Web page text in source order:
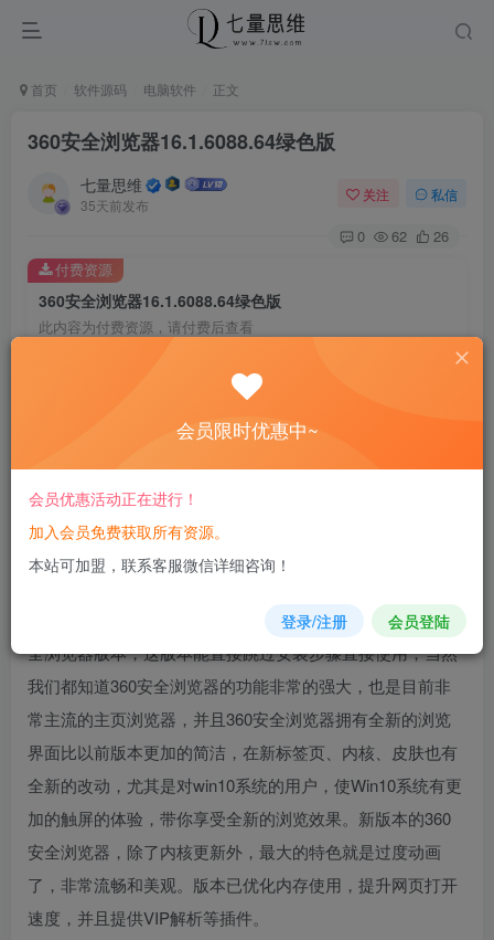
首页 软件源码 电脑软件 正文
360安全浏览器16.1.6088.64绿色版
七量思维
35天前发布
关注 私信
0 62 26
360安全浏览器16.1.6088.64绿色版
此内容为付费资源，请付费后查看
8.8
您当前未登录！建议登陆后购买，可保存购买订单
付费资源
软件介绍
便携版是一款不用安装下载即可使用的360安
全浏览器版本，这版本能直接跳过安装步骤直接使用，当然
我们都知道360安全浏览器的功能非常的强大，也是目前非
常主流的主页浏览器，并且360安全浏览器拥有全新的浏览
界面比以前版本更加的简洁，在新标签页、内核、皮肤也有
全新的改动，尤其是对win10系统的用户，使Win10系统有更
加的触屏的体验，带你享受全新的浏览效果。新版本的360
安全浏览器，除了内核更新外，最大的特色就是过度动画
了，非常流畅和美观。版本已优化内存使用，提升网页打开
速度，并且提供VIP解析等插件。
会员限时优惠中~
会员优惠活动正在进行！
加入会员免费获取所有资源。
本站可加盟，联系客服微信详细咨询！
登录/注册 会员登陆